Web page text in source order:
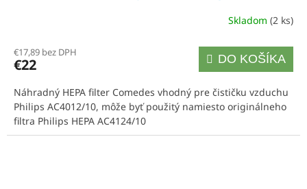
Skladom (2 ks)
€17,89 bez DPH
€22 DO KOŠÍKA
Náhradný HEPA filter Comedes vhodný pre čističku vzduchu
Philips AC4012/10, môže byť použitý namiesto originálneho
filtra Philips HEPA AC4124/10